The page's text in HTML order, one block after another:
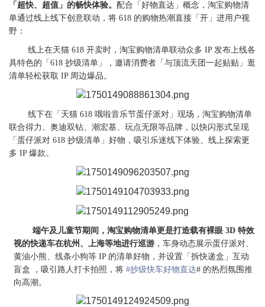
「超快、超值」的畅快体验。 配合「好物直达」概念，淘宝购物清
单通过线上线下创意联动，将 618 的购物热潮直接「开」进用户视
野：
线上在天猫 618 开卖时，淘宝购物清单联动众多 IP 发布上线各
具特色的「618 抄级清单」，邀请消费者「与顶流天团一起贴贴」逛
清单轻松获取 IP 周边爆品。
线下在「天猫 618 哦啦音乐节蛋仔派对」现场，淘宝购物清单
联合得力、奥迪双钻、潮宏基、玩点无限等品牌，以快闪形式呈现
「蛋仔派对 618 抄级清单」好物，吸引乐迷线下体验、线上探索更
多 IP 爆款。
端午及儿童节期间，淘宝购物清单更是打造载有裸眼 3D 特效
视的快递车在杭州、上海等地进行巡游 ，车身动态展示蛋仔派对、
黄油小熊、线条小狗等 IP 的清单好物，并设置「拆快递盒」互动
盲盒 ，吸引路人打卡拍照，将 #抄级快车好物直达# 的热烈氛围推
向高潮。